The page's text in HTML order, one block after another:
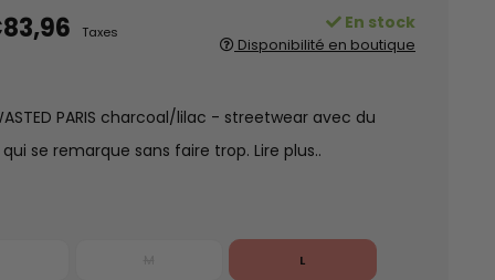
Taxes
En stock
Disponibilité en boutique
PARIS charcoal/lilac - streetwear avec du
se remarque sans faire trop. Lire plus..
L